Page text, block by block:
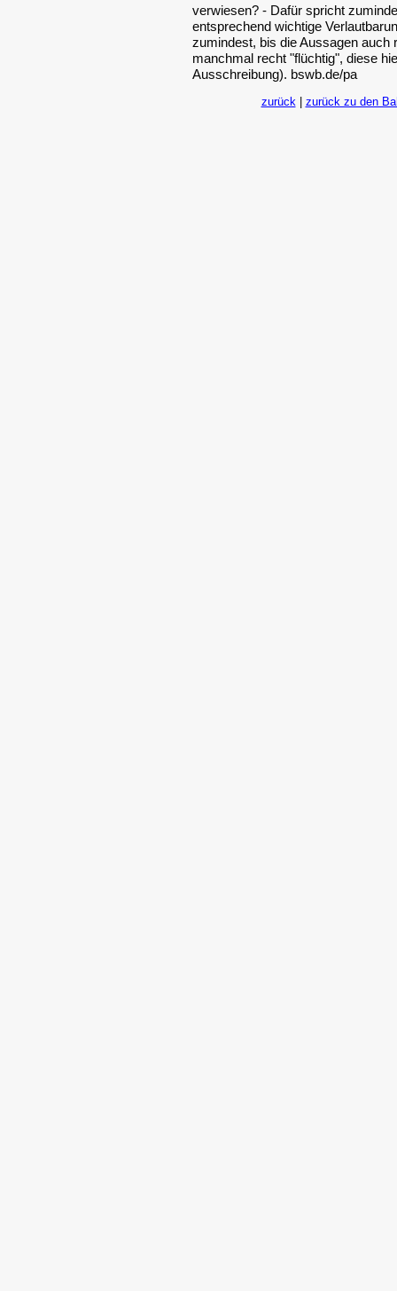
verwiesen? - Dafür spricht
entsprechend wichtige
zumindest, bis die Aussagen auch
manchmal recht "flüchtig", diese
Ausschreibung). bswb.de/pa
zurück| zurück zu den